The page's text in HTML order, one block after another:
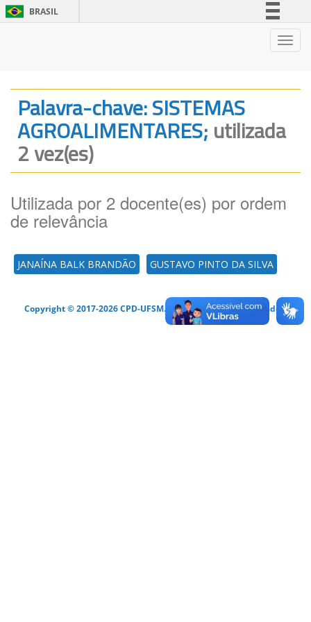
BRASIL
Legislação
Canais
Palavra-chave: SISTEMAS
AGROALIMENTARES; utilizada
2 vez(es)
Utilizada por 2 docente(es) por ordem
de relevância
JANAÍNA BALK BRANDÃO GUSTAVO PINTO DA SILVA
Copyright © 2017-2026 CPD-UFSM. Todos os direitos reservados.